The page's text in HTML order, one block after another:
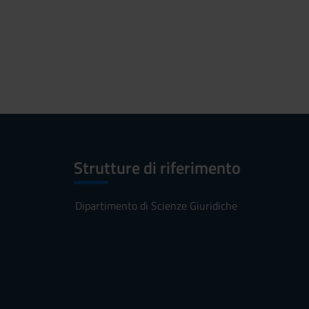
Strutture di riferimento
Dipartimento di Scienze Giuridiche